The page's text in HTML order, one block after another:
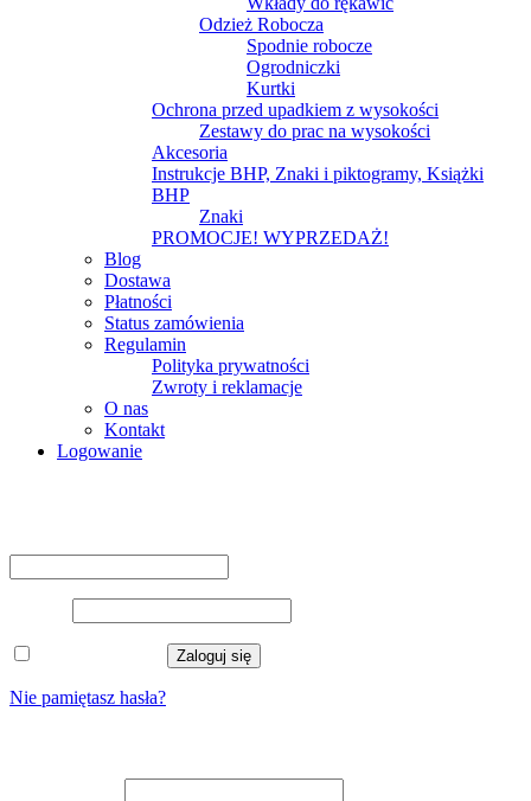
Odzież Robocza
Spodnie robocze
Ogrodniczki
Kurtki
Ochrona przed upadkiem z wysokości
Zestawy do prac na wysokości
Akcesoria
Instrukcje BHP, Znaki i piktogramy, Książki
BHP
Znaki
PROMOCJE! WYPRZEDAŻ!
Blog
Dostawa
Płatności
Status zamówienia
Regulamin
Polityka prywatności
Zwroty i reklamacje
O nas
Kontakt
Logowanie
Zaloguj się
Nie pamiętasz hasła?